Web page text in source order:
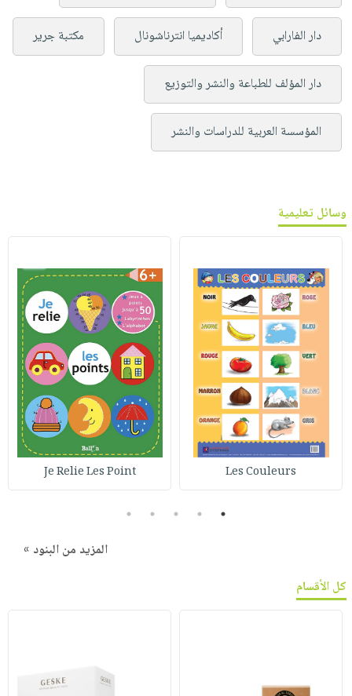
دار الفارابي أكاديميا انترناشونال مكتبة جرير
دار المؤلف للطباعة والنشر والتوزيع
المؤسسة العربية للدراسات والنشر
وسائل تعليمية
Les Couleurs
Je Relie Les Point
1
2
3
4
5
المزيد من البنود »
كل الأقسام